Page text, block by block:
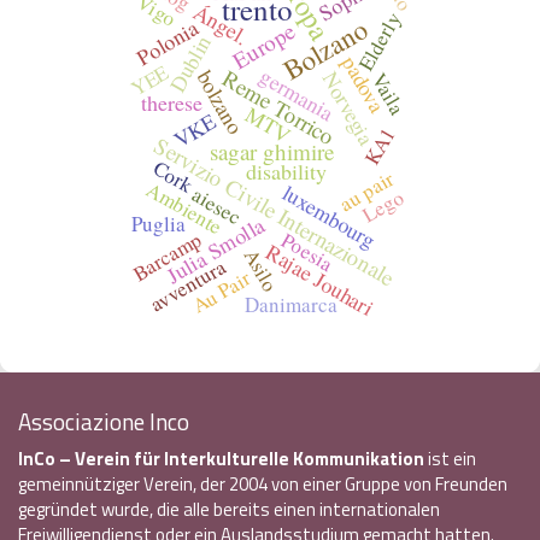
trento
Bolzano
Europe
Reme Torrico
sagar ghimire
Servizio Civile Internazionale
Ángel.
bolzano
disability
Dublin germania
Julia Smollaluxembourg
MTV Norvegia
padova
Polonia
Rajae Jouhari
therese
VKE
aiesec
Ambiente
Asilo
Au Pair
au pair
avventura
Barcamp
Cork
Danimarca
Elderly
KA1
Lego
Poesia
Puglia
Vaila
Vigo
YEE
Associazione Inco
InCo – Verein für Interkulturelle Kommunikationist ein
gemeinnütziger Verein, der 2004 von einer Gruppe von Freunden
gegründet wurde, die alle bereits einen internationalen